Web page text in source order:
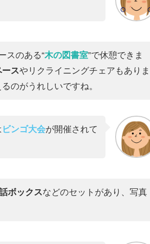
スのある“木の図書室”で休憩できま
スやリクライニングチェアもありま
のがうれしいですね。
ビンゴ大会が開催されて
ボックスなどのセットがあり、写真